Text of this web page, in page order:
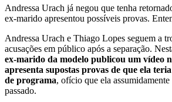
Andressa Urach já negou que tenha
ex-marido apresentou possíveis provas.
Andressa Urach e Thiago Lopes seguem a
acusações em público após a separação.
ex-marido da modelo publicou um vídeo
apresenta supostas provas de que ela
de programa, ofício que ela
passado.